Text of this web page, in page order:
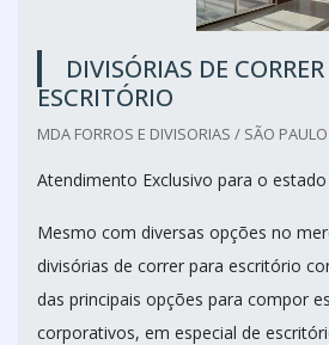
DIVISÓRIAS DE
ESCRITÓRIO
MDA FORROS E DIVISORIAS / SÃO
Atendimento Exclusivo para o
Mesmo com diversas opções no
divisórias de correr para escritório
das principais opções para compor
corporativos, em especial de